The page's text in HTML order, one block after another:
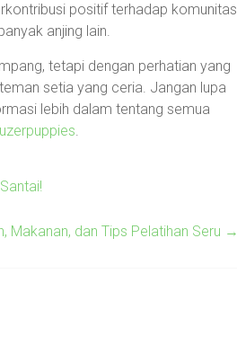
positif terhadap komunitas
anjing lain.
tetapi dengan perhatian yang
setia yang ceria. Jangan lupa
lebih dalam tentang semua
.
Makanan, dan Tips Pelatihan Seru →